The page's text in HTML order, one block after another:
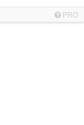
PRO